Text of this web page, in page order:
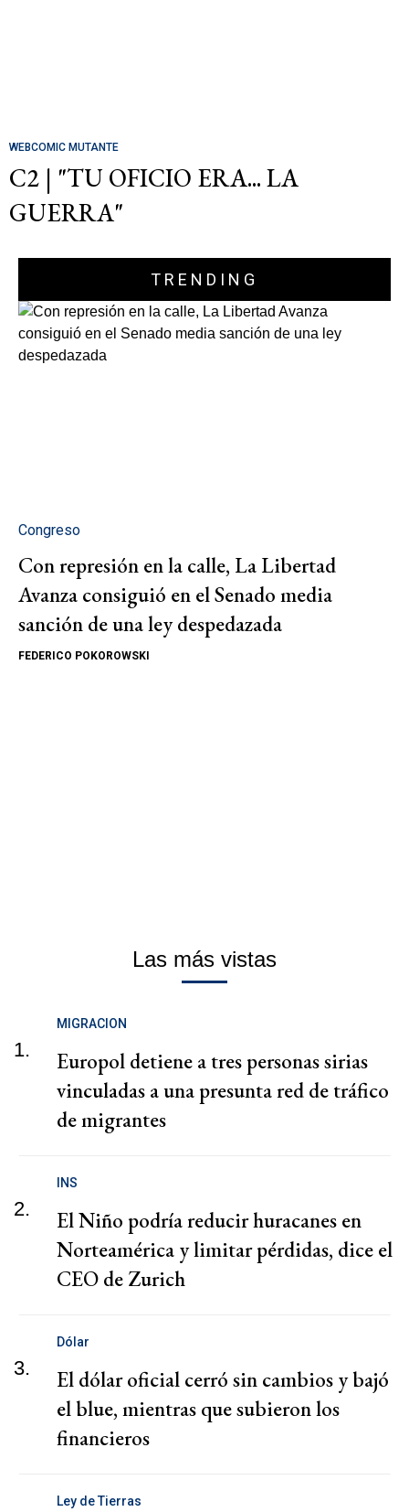
WEBCOMIC MUTANTE
C2 | "TU OFICIO ERA... LA
GUERRA"
TRENDING
Congreso
Con represión en la calle, La Libertad
Avanza consiguió en el Senado media
sanción de una ley despedazada
FEDERICO POKOROWSKI
Las más vistas
1.
MIGRACION
Europol detiene a tres personas sirias
vinculadas a una presunta red de tráfico
de migrantes
2.
INS
El Niño podría reducir huracanes en
Norteamérica y limitar pérdidas, dice el
CEO de Zurich
3.
Dólar
El dólar oficial cerró sin cambios y bajó
el blue, mientras que subieron los
financieros
Ley de Tierras